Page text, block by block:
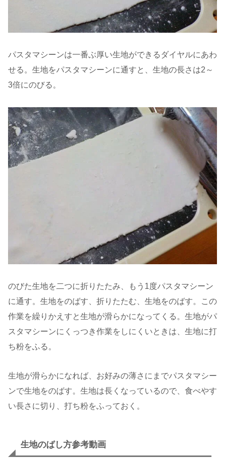
パスタマシーンは一番ぶ厚い生地ができるダイヤルにあわ
せる。生地をパスタマシーンに通すと、生地の長さは2～
3倍にのびる。
のびた生地を二つに折りたたみ、もう1度パスタマシーン
に通す。生地をのばす、折りたたむ、生地をのばす。この
作業を繰りかえすと生地が滑らかになってくる。生地がパ
スタマシーンにくっつき作業をしにくいときは、生地に打
ち粉をふる。
生地が滑らかになれば、お好みの薄さにまでパスタマシー
ンで生地をのばす。生地は長くなっているので、食べやす
い長さに切り、打ち粉をふっておく。
生地のばし方参考動画